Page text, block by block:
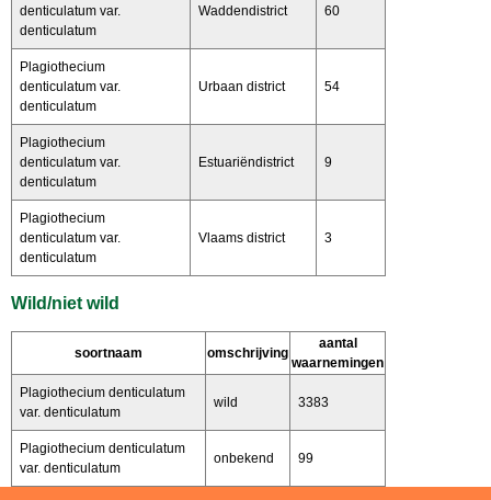
denticulatum var.
denticulatum
Waddendistrict 60
Plagiothecium
denticulatum var.
denticulatum
Urbaan district 54
Plagiothecium
denticulatum var.
denticulatum
Estuariëndistrict 9
Plagiothecium
denticulatum var.
denticulatum
Vlaams district 3
Wild/niet wild
soortnaam omschrijving
aantal
waarnemingen
Plagiothecium denticulatum
var. denticulatum
wild 3383
Plagiothecium denticulatum
var. denticulatum
onbekend 99